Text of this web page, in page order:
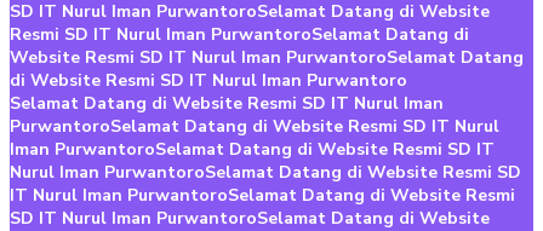
SD IT Nurul Iman PurwantoroSelamat Datang di Website
Resmi SD IT Nurul Iman PurwantoroSelamat Datang di
Website Resmi SD IT Nurul Iman PurwantoroSelamat Datang
di Website Resmi SD IT Nurul Iman Purwantoro
Selamat Datang di Website Resmi SD IT Nurul Iman
PurwantoroSelamat Datang di Website Resmi SD IT Nurul
Iman PurwantoroSelamat Datang di Website Resmi SD IT
Nurul Iman PurwantoroSelamat Datang di Website Resmi SD
IT Nurul Iman PurwantoroSelamat Datang di Website Resmi
SD IT Nurul Iman PurwantoroSelamat Datang di Website